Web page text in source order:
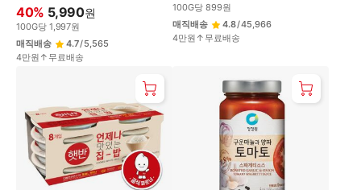
40% 5,990원
100G당 1,997원
매직배송
4.7/5,565
4만원↑무료배송
100G당 899원
매직배송
4.8/45,966
4만원↑무료배송